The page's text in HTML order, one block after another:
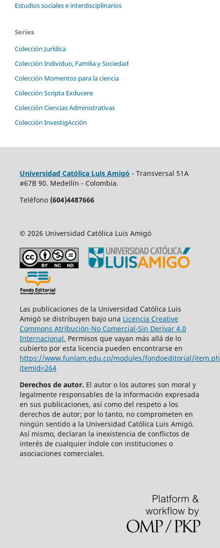
Estudios sociales e interdisciplinarios
Series
Colección Jurídica
Colección Individuo, Familia y Sociedad
Colección Momentos para la ciencia
Colección Scripta Exducere
Colección Ciencias Administrativas
Colección InvestigAcción
Universidad Católica Luis Amigó - Transversal 51A
#67B 90. Medellín - Colombia.
Teléfono (604)4487666
© 2026 Universidad Católica Luis Amigó
Las publicaciones de la Universidad Católica Luis
Amigó se distribuyen bajo una Licencia Creative
Commons Atribución-No Comercial-Sin Derivar 4.0
Internacional. Permisos que vayan más allá de lo
cubierto por esta licencia pueden encontrarse en
https://www.funlam.edu.co/modules/fondoeditorial/
itemid=264
Derechos de autor. El autor o los autores son moral y
legalmente responsables de la información expresada
en sus publicaciones, así como del respeto a los
derechos de autor; por lo tanto, no comprometen en
ningún sentido a la Universidad Católica Luis Amigó.
Así mismo, declaran la inexistencia de conflictos de
interés de cualquier índole con instituciones o
asociaciones comerciales.